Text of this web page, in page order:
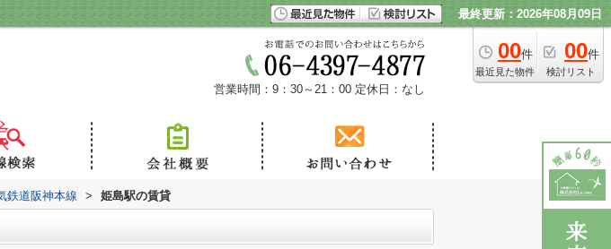
最終更新：2026年08月09日
00件
最近見た物件
00件
検討リスト
営業時間：9：30～21：00 定休日：なし
鉄道阪神本線 > 姫島駅の賃貸